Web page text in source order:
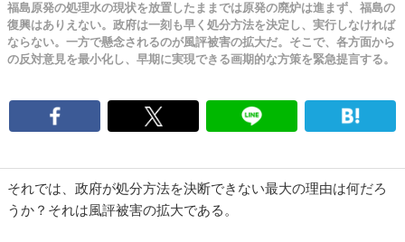
福島原発の処理水の現状を放置したままでは原発の廃炉は進まず、福島の
復興はありえない。政府は一刻も早く処分方法を決定し、実行しなければ
ならない。一方で懸念されるのが風評被害の拡大だ。そこで、各方面から
の反対意見を最小化し、早期に実現できる画期的な方策を緊急提言する。
それでは、政府が処分方法を決断できない最大の理由は何だろ
うか？それは風評被害の拡大である。